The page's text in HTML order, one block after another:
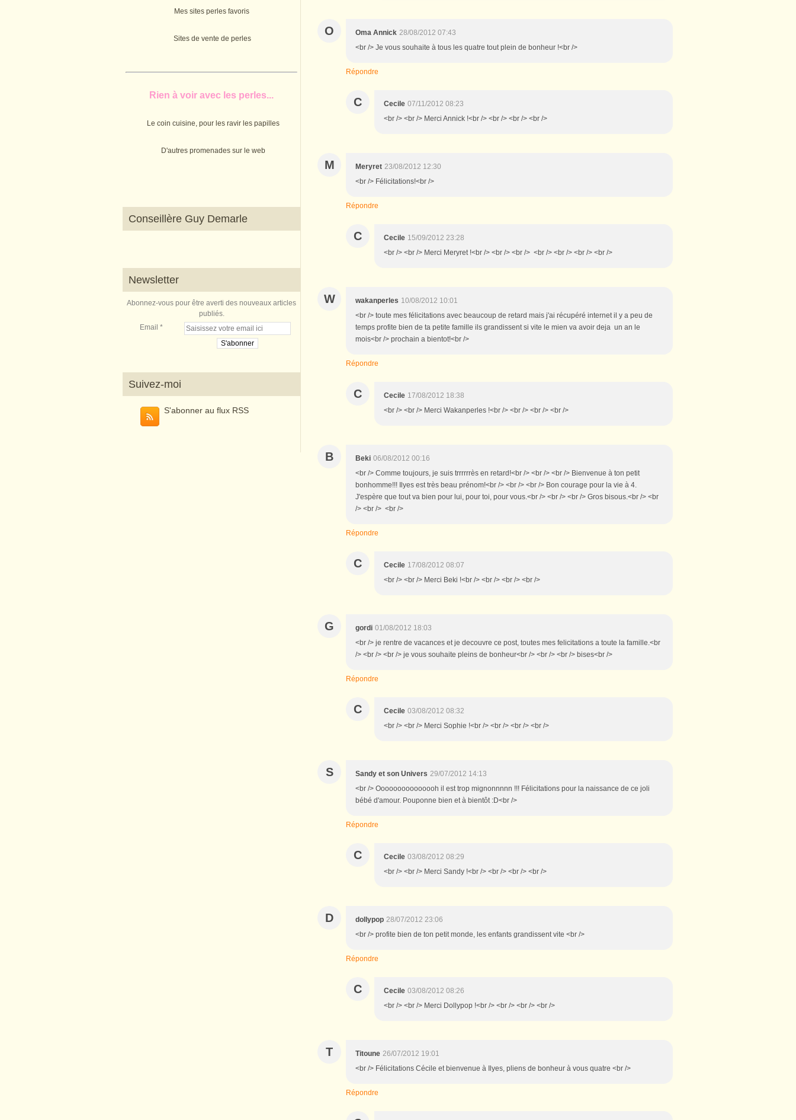
Mes sites perles favoris
Sites de vente de perles
Rien à voir avec les perles...
Le coin cuisine, pour les ravir les papilles
D'autres promenades sur le web
Conseillère Guy Demarle
Newsletter
Abonnez-vous pour être averti des nouveaux articles
publiés.
Email
Suivez-moi
S'abonner au flux RSS
O Oma Annick 28/08/2012 07:43
<br /> Je vous souhaite à tous les quatre tout plein de bonheur !<br />
Répondre
C Cecile 07/11/2012 08:23
<br /> <br /> Merci Annick !<br /> <br /> <br /> <br />
M Meryret 23/08/2012 12:30
<br /> Félicitations!<br />
Répondre
C Cecile 15/09/2012 23:28
<br /> <br /> Merci Meryret !<br /> <br /> <br /> <br /> <br /> <br /> <br />
W wakanperles 10/08/2012 10:01
<br /> toute mes félicitations avec beaucoup de retard mais j'ai récupéré internet il y a peu de
temps profite bien de ta petite famille ils grandissent si vite le mien va avoir deja un an le
mois<br /> prochain a bientot!<br />
Répondre
C Cecile 17/08/2012 18:38
<br /> <br /> Merci Wakanperles !<br /> <br /> <br /> <br />
B Beki 06/08/2012 00:16
<br /> Comme toujours, je suis trrrrrrès en retard!<br /> <br /> <br /> Bienvenue à ton petit
bonhomme!!! Ilyes est très beau prénom!<br /> <br /> <br /> Bon courage pour la vie à 4.
J'espère que tout va bien pour lui, pour toi, pour vous.<br /> <br /> <br /> Gros bisous.<br /> <br
/> <br /> <br />
Répondre
C Cecile 17/08/2012 08:07
<br /> <br /> Merci Beki !<br /> <br /> <br /> <br />
G gordi 01/08/2012 18:03
<br /> je rentre de vacances et je decouvre ce post, toutes mes felicitations a toute la famille.<br
/> <br /> <br /> je vous souhaite pleins de bonheur<br /> <br /> <br /> bises<br />
Répondre
C Cecile 03/08/2012 08:32
<br /> <br /> Merci Sophie !<br /> <br /> <br /> <br />
S Sandy et son Univers 29/07/2012 14:13
<br /> Ooooooooooooooh il est trop mignonnnnn !!! Félicitations pour la naissance de ce joli
bébé d'amour. Pouponne bien et à bientôt :D<br />
Répondre
C Cecile 03/08/2012 08:29
<br /> <br /> Merci Sandy !<br /> <br /> <br /> <br />
D dollypop 28/07/2012 23:06
<br /> profite bien de ton petit monde, les enfants grandissent vite <br />
Répondre
C Cecile 03/08/2012 08:26
<br /> <br /> Merci Dollypop !<br /> <br /> <br /> <br />
T Titoune 26/07/2012 19:01
<br /> Félicitations Cécile et bienvenue à Ilyes, pliens de bonheur à vous quatre <br />
Répondre